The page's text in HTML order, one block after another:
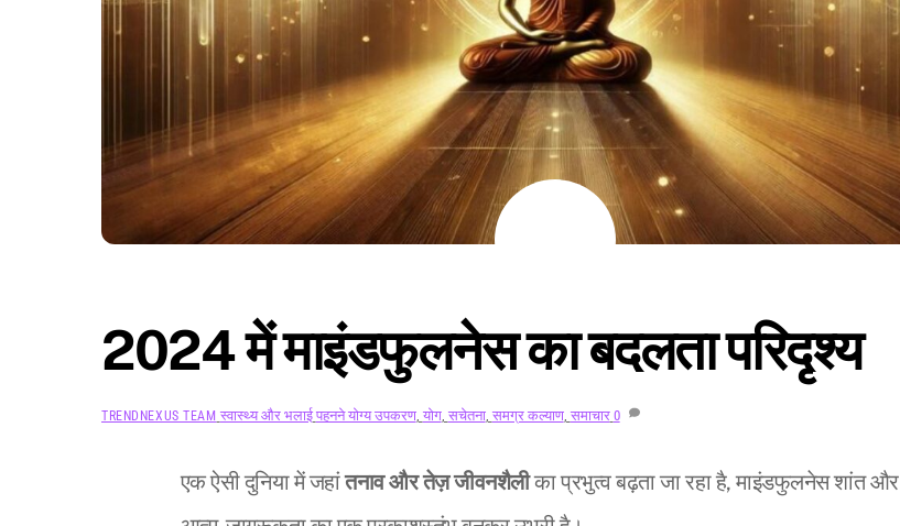
2024 में माइंडफुलनेस का बदलता परिदृश्य
TRENDNEXUS TEAM स्वास्थ्य और भलाई पहनने योग्य उपकरण, योग, सचेतना, समग्र कल्याण, समाचार 0
एक ऐसी दुनिया में जहांतनाव और तेज़ जीवनशैलीका प्रभुत्व बढ़ता जा रहा है, माइंडफुलनेस शांत और